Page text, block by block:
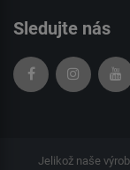
Sledujte nás
Jelikož naše